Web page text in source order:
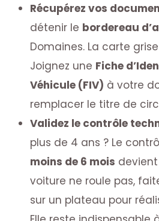
Récupérez vos
détenir le bordereau
Domaines. La carte
Joignez une Fiche
Véhicule (FIV) à votre
remplacer le titre de
Validez le contrôle
plus de 4 ans ? Le
moins de 6 mois
voiture ne roule pas,
sur un plateau pour